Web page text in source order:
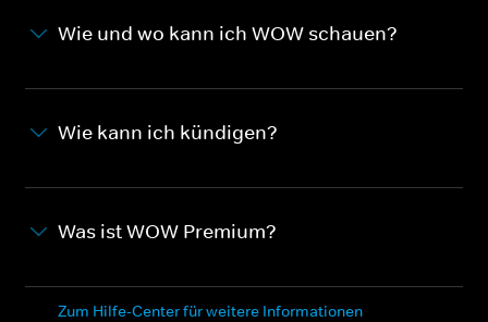
Wie und wo kann ich WOW schauen?
Wie kann ich kündigen?
Was ist WOW Premium?
Zum Hilfe-Center für weitere Informationen